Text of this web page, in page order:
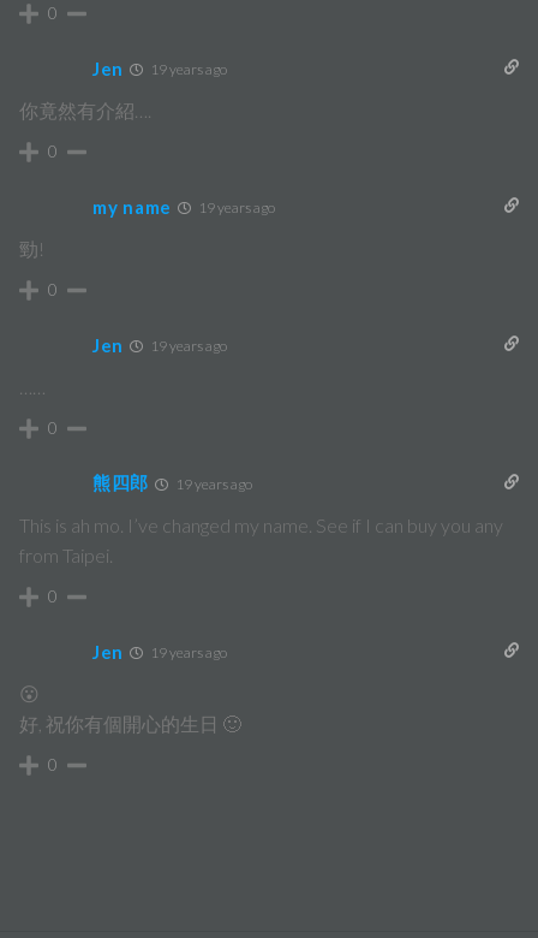
0
Jen 19 years ago
你竟然有介紹….
0
my name 19 years ago
勁!
0
Jen 19 years ago
0
熊四郎 19 years ago
This is ah mo. I’ve changed my name. See if I can buy you any
from Taipei.
0
Jen 19 years ago
😮
好, 祝你有個開心的生日 🙂
0